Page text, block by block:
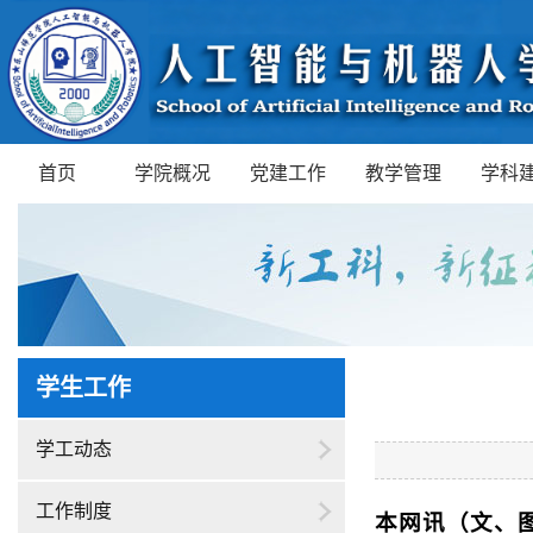
首页 学院概况 党建工作 教学管理 学科
学生工作
学工动态
工作制度 本网讯（文、